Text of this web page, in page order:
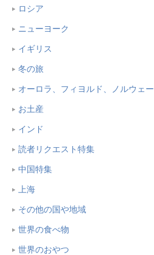
ロシア
ニューヨーク
イギリス
冬の旅
オーロラ、フィヨルド、ノルウェー
お土産
インド
読者リクエスト特集
中国特集
上海
その他の国や地域
世界の食べ物
世界のおやつ